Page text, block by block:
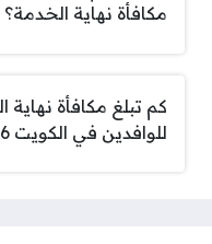
مكافأة نهاية الخدمة؟
كم تبلغ مكافأة نهاية
للوافدين في الكويت 2026